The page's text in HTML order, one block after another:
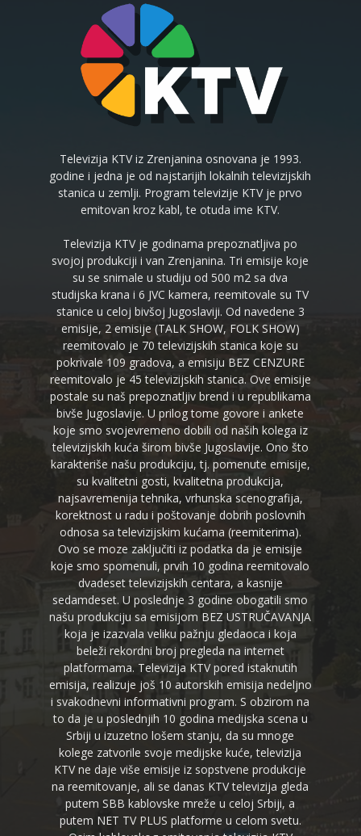
Televizija KTV iz Zrenjanina osnovana je 1993.
godine i jedna je od najstarijih lokalnih televizijskih
stanica u zemlji. Program televizije KTV je prvo
emitovan kroz kabl, te otuda ime KTV.
Televizija KTV je godinama prepoznatljiva po
svojoj produkciji i van Zrenjanina. Tri emisije koje
su se snimale u studiju od 500 m2 sa dva
studijska krana i 6 JVC kamera, reemitovale su TV
stanice u celoj bivšoj Jugoslaviji. Od navedene 3
emisije, 2 emisije (TALK SHOW, FOLK SHOW)
reemitovalo je 70 televizijskih stanica koje su
pokrivale 109 gradova, a emisiju BEZ CENZURE
reemitovalo je 45 televizijskih stanica. Ove emisije
postale su naš prepoznatljiv brend i u republikama
bivše Jugoslavije. U prilog tome govore i ankete
koje smo svojevremeno dobili od naših kolega iz
televizijskih kuća širom bivše Jugoslavije. Ono što
karakteriše našu produkciju, tj. pomenute emisije,
su kvalitetni gosti, kvalitetna produkcija,
najsavremenija tehnika, vrhunska scenografija,
korektnost u radu i poštovanje dobrih poslovnih
odnosa sa televizijskim kućama (reemiterima).
Ovo se moze zaključiti iz podatka da je emisije
koje smo spomenuli, prvih 10 godina reemitovalo
dvadeset televizijskih centara, a kasnije
sedamdeset. U poslednje 3 godine obogatili smo
našu produkciju sa emisijom BEZ USTRUČAVANJA
koja je izazvala veliku pažnju gledaoca i koja
beleži rekordni broj pregleda na internet
platformama. Televizija KTV pored istaknutih
emisija, realizuje još 10 autorskih emisija nedeljno
i svakodnevni informativni program. S obzirom na
to da je u poslednjih 10 godina medijska scena u
Srbiji u izuzetno lošem stanju, da su mnoge
kolege zatvorile svoje medijske kuće, televizija
KTV ne daje više emisije iz sopstvene produkcije
na reemitovanje, ali se danas KTV televizija gleda
putem SBB kablovske mreže u celoj Srbiji, a
putem NET TV PLUS platforme u celom svetu.